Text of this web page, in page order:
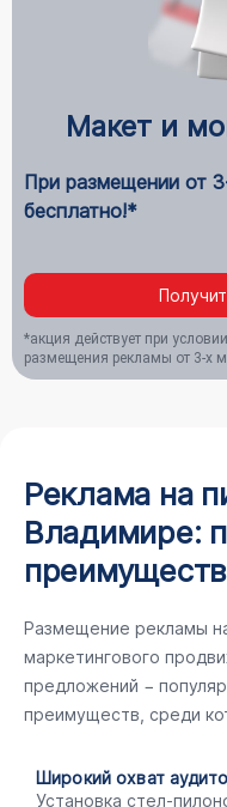
Макет и
При размещении от
бесплатно!*
*акция действует при
размещения рекламы от 3-х
Реклама на
Владимире:
преимуществ
Размещение рекламы
маркетингового
предложений −
преимуществ, среди
Широкий охват
Установка стел-